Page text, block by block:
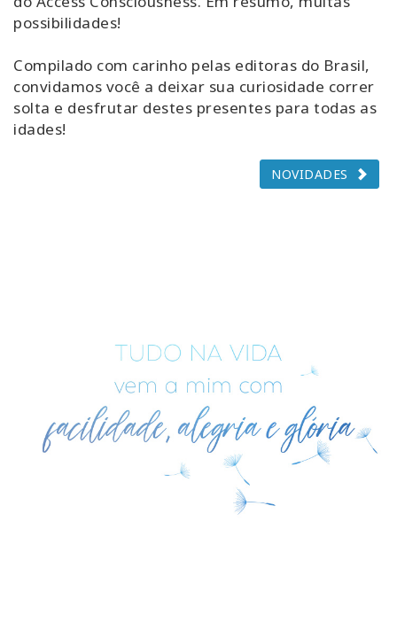
possibilidades!
Compilado com carinho pelas editoras do Brasil,
convidamos você a deixar sua curiosidade correr
solta e desfrutar destes presentes para todas as
idades!
NOVIDADES